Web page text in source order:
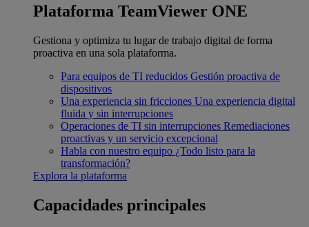
Plataforma TeamViewer ONE
Gestiona y optimiza tu lugar de trabajo digital de forma
proactiva en una sola plataforma.
Para equipos de TI reducidos Gestión proactiva de
dispositivos
Una experiencia sin fricciones Una experiencia digital
fluida y sin interrupciones
Operaciones de TI sin interrupciones Remediaciones
proactivas y un servicio excepcional
Habla con nuestro equipo ¿Todo listo para la
transformación?
Explora la plataforma
Capacidades principales